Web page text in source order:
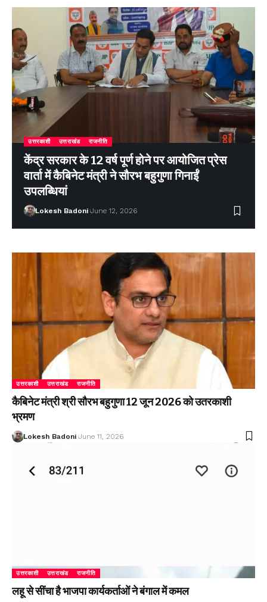
उत्तरकाशी उत्तराखंड राजनीति
केंद्र सरकार के 12 वर्ष पूर्ण होने पर आयोजित प्रेस
वार्ता में कैबिनेट मंत्री ने सौरभ बहुगुणा गिनाईं
उपलब्धियां
Lokesh Badoni June 12, 2026
उत्तरकाशी उत्तराखंड राजनीति
कैबिनेट मंत्री श्री सौरभ बहुगुणा 12 जून 2026 को उतरकाशी
भ्रमण
Lokesh Badoni June 11, 2026
उत्तरकाशी उत्तराखंड राजनीति
लहू से सींचा है भाजपा कार्यकर्ताओं ने बंगाल में कमल